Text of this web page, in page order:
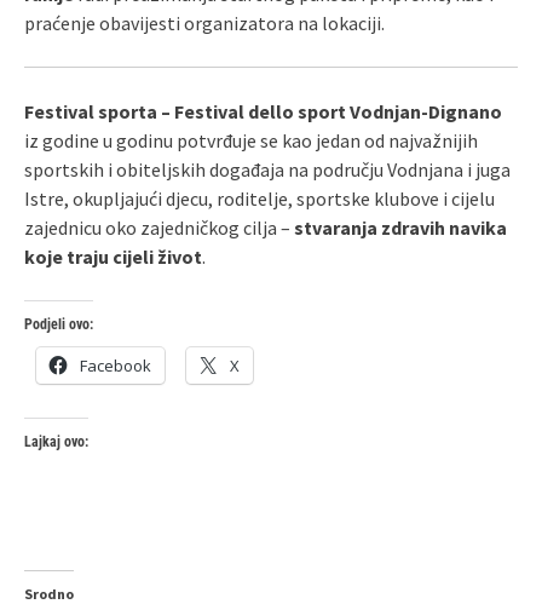
praćenje obavijesti organizatora na lokaciji.
Festival sporta – Festival dello sport Vodnjan‑Dignano
iz godine u godinu potvrđuje se kao jedan od najvažnijih
sportskih i obiteljskih događaja na području Vodnjana i juga
Istre, okupljajući djecu, roditelje, sportske klubove i cijelu
zajednicu oko zajedničkog cilja – stvaranja zdravih navika
koje traju cijeli život.
Podjeli ovo:
Facebook X
Lajkaj ovo:
Srodno